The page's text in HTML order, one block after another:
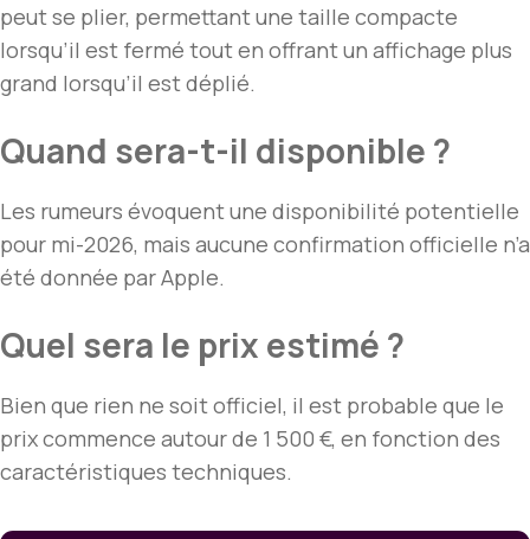
peut se plier, permettant une taille compacte
lorsqu’il est fermé tout en offrant un affichage plus
grand lorsqu’il est déplié.
Quand sera-t-il disponible ?
Les rumeurs évoquent une disponibilité potentielle
pour mi-2026, mais aucune confirmation officielle n’a
été donnée par Apple.
Quel sera le prix estimé ?
Bien que rien ne soit officiel, il est probable que le
prix commence autour de 1 500 €, en fonction des
caractéristiques techniques.